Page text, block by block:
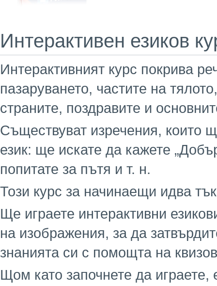
Интерактивен езиков
Интерактивният курс покрива
пазаруването, частите на
страните, поздравите и
Съществуват изречения, които
език: ще искате да кажете
попитате за пътя и т. н.
Този курс за начинаещи идва
Ще играете интерактивни
на изображения, за да
знанията си с помощта на
Щом като започнете да